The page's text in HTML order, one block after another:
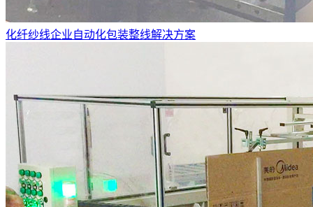
化纤纱线企业自动化包装整线解决方案